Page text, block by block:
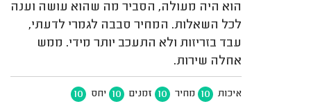
הוא היה מעולה, הסביר מה שהוא עושה וענה
לכל השאלות. המחיר סבבה לגמרי לדעתי,
עבד בזריזות ולא התעכב יותר מידי. ממש
אחלה שירות.
איכות 10 מחיר 10 זמנים 10 יחס 10